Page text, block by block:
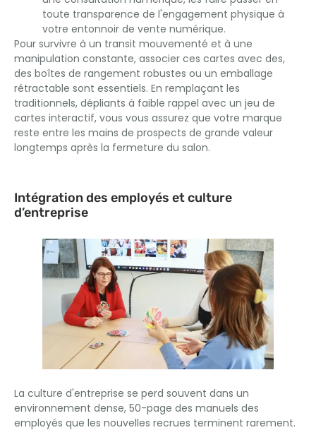
toute transparence de l'engagement physique à
votre entonnoir de vente numérique.
Pour survivre à un transit mouvementé et à une
manipulation constante, associer ces cartes avec des,
des boîtes de rangement robustes ou un emballage
rétractable sont essentiels. En remplaçant les
traditionnels, dépliants à faible rappel avec un jeu de
cartes interactif, vous vous assurez que votre marque
reste entre les mains de prospects de grande valeur
longtemps après la fermeture du salon.
Intégration des employés et culture
d’entreprise
La culture d'entreprise se perd souvent dans un
environnement dense, 50-page des manuels des
employés que les nouvelles recrues terminent rarement.